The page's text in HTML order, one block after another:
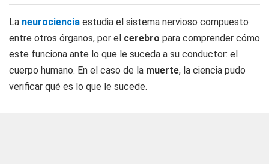
La neurociencia estudia el sistema nervioso compuesto
entre otros órganos, por el cerebro para comprender cómo
este funciona ante lo que le suceda a su conductor: el
cuerpo humano. En el caso de la muerte, la ciencia pudo
verificar qué es lo que le sucede.